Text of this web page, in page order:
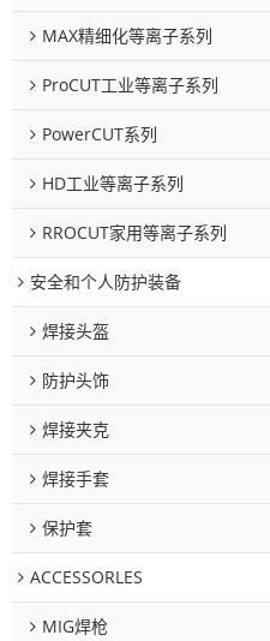
MAX精细化等离子系列
ProCUT工业等离子系列
PowerCUT系列
HD工业等离子系列
RROCUT家用等离子系列
安全和个人防护装备
焊接头盔
防护头饰
焊接夹克
焊接手套
保护套
ACCESSORLES
MIG焊枪